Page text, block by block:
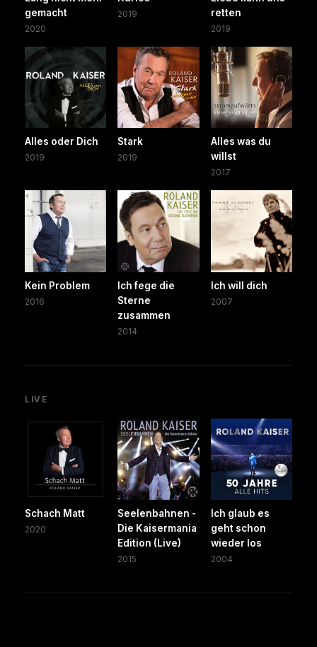
gemacht
2020
2019
retten
2019
Alles oder Dich
2019
Stark
2019
Alles was du
willst
2017
Kein Problem
2016
Ich fege die
Sterne
zusammen
2014
Ich will dich
2007
LIVE
Schach Matt
2020
Seelenbahnen -
Die Kaisermania
Edition (Live)
2015
Ich glaub es
geht schon
wieder los
2004